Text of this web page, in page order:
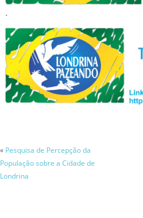
.
« Pesquisa de Percepção da
População sobre a Cidade de
Londrina